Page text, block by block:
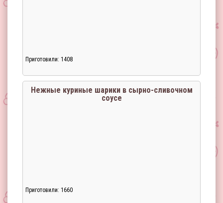
Приготовили: 1408
Нежные куриные шарики в сырно-сливочном
соусе
Приготовили: 1660